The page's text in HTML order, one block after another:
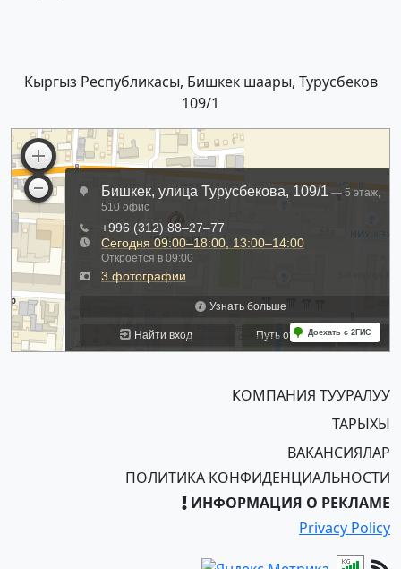
Кыргыз Республикасы, Бишкек шаары, Турусбеков
109/1
КОМПАНИЯ ТУУРАЛУУ
ТАРЫХЫ
ВАКАНСИЯЛАР
ПОЛИТИКА КОНФИДЕНЦИАЛЬНОСТИ
ИНФОРМАЦИЯ О РЕКЛАМЕ
Privacy Policy